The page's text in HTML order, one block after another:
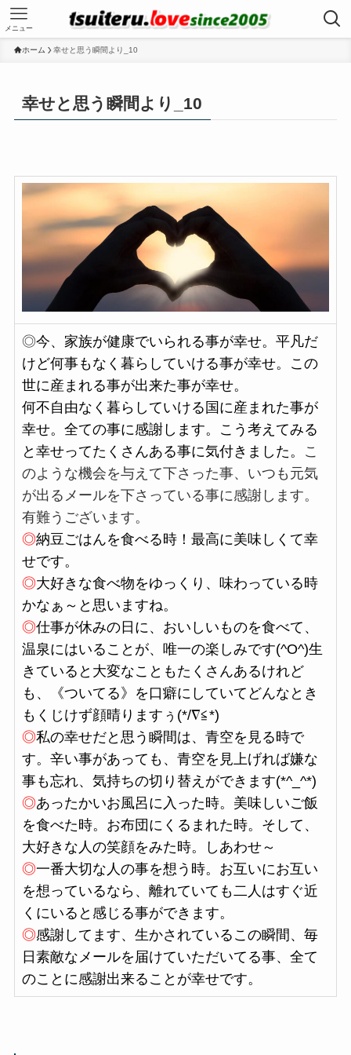
メニュー
ホーム 幸せと思う瞬間より_10
幸せと思う瞬間より_10
◎今、家族が健康でいられる事が幸せ。平凡だ
けど何事もなく暮らしていける事が幸せ。この
世に産まれる事が出来た事が幸せ。
何不自由なく暮らしていける国に産まれた事が
幸せ。全ての事に感謝します。こう考えてみる
と幸せってたくさんある事に気付きました。
こ
のような機会を与えて下さった事、いつも元気
が出るメールを下さっている事に感謝します。
有難うございます。
◎納豆ごはんを食べる時！最高に美味しくて幸
せです。
◎大好きな食べ物をゆっくり、味わっている時
かなぁ～と思いますね。
◎仕事が休みの日に、おいしいものを食べて、
温泉にはいることが、唯一の楽しみです(^O^)生
きていると大変なこともたくさんあるけれど
も、《ついてる》を口癖にしていてどんなとき
もくじけず顔晴りますぅ(*/∇≦*)
◎私の幸せだと思う瞬間は、青空を見る時で
す。辛い事があっても、青空を見上げれば嫌な
事も忘れ、気持ちの切り替えができます(*^_^*)
◎あったかいお風呂に入った時。美味しいご飯
を食べた時。お布団にくるまれた時。そして、
大好きな人の笑顔をみた時。しあわせ～
◎一番大切な人の事を想う時。お互いにお互い
を想っているなら、離れていても二人はすぐ近
くにいると感じる事ができます。
◎感謝してます、生かされているこの瞬間、毎
日素敵なメールを届けていただいてる事、全て
のことに感謝出来ることが幸せです。